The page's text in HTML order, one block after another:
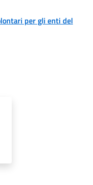
per gli enti del